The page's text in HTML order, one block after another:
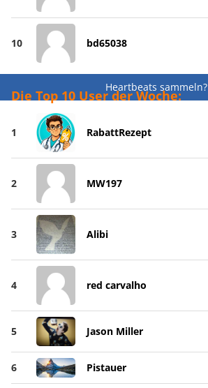
10 bd65038
Heartbeats sammeln?
Die Top 10 User der Woche:
1 RabattRezept
2 MW197
3 Alibi
4 red carvalho
5 Jason Miller
6 Pistauer